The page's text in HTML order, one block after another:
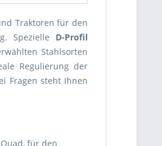
Traktoren für den
Spezielle D-Profil
Stahlsorten
Regulierung der
Fragen steht Ihnen
für den